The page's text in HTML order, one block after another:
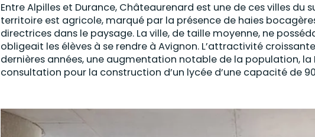
Entre Alpilles et Durance, Châteaurenard est une de ces villes du
territoire est agricole, marqué par la présence de haies
directrices dans le paysage. La ville, de taille moyenne, ne
obligeait les élèves à se rendre à Avignon. L’attractivité
dernières années, une augmentation notable de la population,
consultation pour la construction d’un lycée d’une capacité de